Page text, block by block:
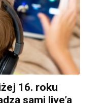
16. roku
sami live’a